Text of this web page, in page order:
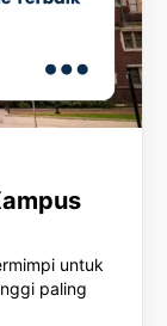
untuk
paling